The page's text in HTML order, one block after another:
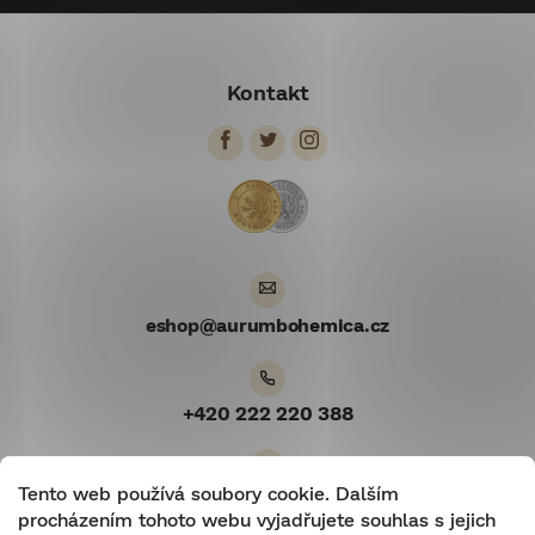
Tento web používá soubory cookie. Dalším
procházením tohoto webu vyjadřujete souhlas s jejich
Kontakt
eshop@aurumbohemica.cz
+420 222 220 388
Youtube